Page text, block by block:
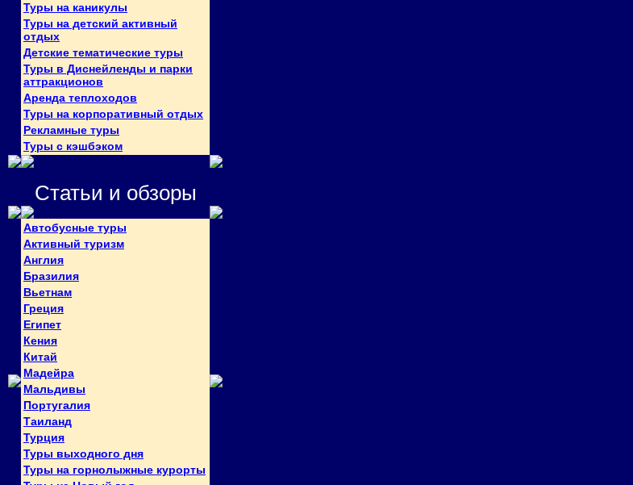
Туры на каникулы
Туры на детский активный
отдых
Детские тематические туры
Туры в Диснейленды и парки
аттракционов
Аренда теплоходов
Туры на корпоративный отдых
Рекламные туры
Туры с кэшбэком
Статьи и обзоры
Автобусные туры
Активный туризм
Англия
Бразилия
Вьетнам
Греция
Египет
Кения
Китай
Мадейра
Мальдивы
Португалия
Таиланд
Турция
Туры выходного дня
Туры на горнолыжные курорты